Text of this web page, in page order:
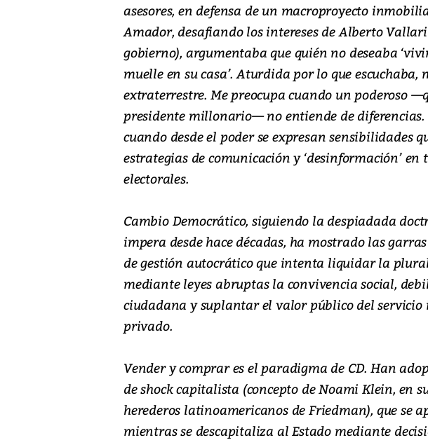
asesores, en defensa de un macroproyecto
Amador, desafiando los intereses de Alberto
gobierno), argumentaba que quién no deseaba
muelle en su casa’. Aturdida por lo que escuchaba,
extraterrestre. Me preocupa cuando un poderoso
presidente millonario— no entiende de diferencias.
cuando desde el poder se expresan sensibilidades
estrategias de comunicación y ‘desinformación’ en
electorales.
Cambio Democrático, siguiendo la despiadada
impera desde hace décadas, ha mostrado las
de gestión autocrático que intenta liquidar la
mediante leyes abruptas la convivencia social,
ciudadana y suplantar el valor público del
privado.
Vender y comprar es el paradigma de CD. Han
de shock capitalista (concepto de Noami Klein, en
herederos latinoamericanos de Friedman), que se
mientras se descapitaliza al Estado mediante